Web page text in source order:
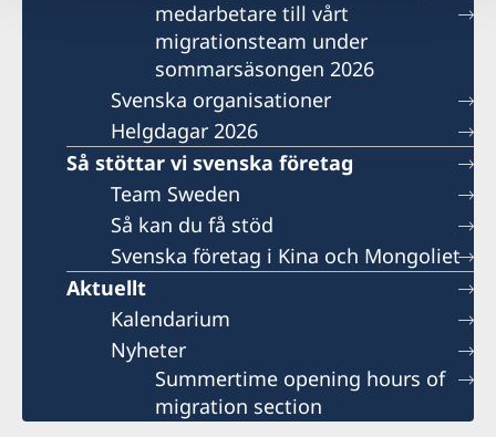
medarbetare till vårt
migrationsteam under
sommarsäsongen 2026
Svenska organisationer
Helgdagar 2026
Så stöttar vi svenska företag
Team Sweden
Så kan du få stöd
Svenska företag i Kina och Mongoliet
Aktuellt
Kalendarium
Nyheter
Summertime opening hours of
migration section